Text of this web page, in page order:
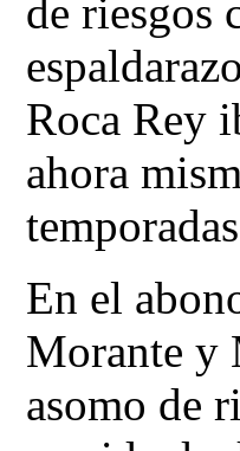
de riesgos
Roca Rey
ahora
En el
Morante y
asomo de